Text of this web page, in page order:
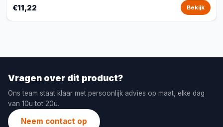
€11,22 Bekijk
Vragen over dit product?
Ons team staat klaar met persoonlijk advies op maat, elke dag
van 10u tot 20u.
Neem contact op